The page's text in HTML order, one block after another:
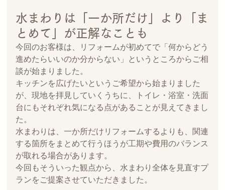
水まわりは「一か所だけ」より「ま
とめて」が正解なことも
今回のお客様は、リフォームが初めてで「何からどう
進めたらいいのか分からない」というところからご相
談が始まりました。
キッチンを広げたいというご希望から始まりました
が、現地を拝見していくうちに、トイレ・浴室・洗面
台にもそれぞれ気になる点があることが見えてきまし
た。
水まわりは、一か所だけリフォームするよりも、関連
する箇所をまとめて行うほうが工期や費用のバランス
が取れる場合があります。
今回もそういった観点から、水まわり全体を見直すプ
ランをご提案させていただきました。